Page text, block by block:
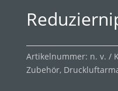
Artikelnummer: n. v.
Zubehör,